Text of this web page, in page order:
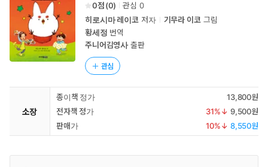
0 (0) 관심 0
히로시마 레이코저자 기무라 이코그림
황세정 번역
주니어김영사출판
관심
소장
종이책 정가
13,800원
전자책 정가
31%↓ 9,500원
판매가
10%↓ 8,550원